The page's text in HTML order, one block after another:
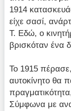
1914
είχε σασί,
T. Εδώ, ο
βρισκόταν ένα
Το 1915 πέρασε,
αυτοκίνητο θα
Σύμφωνα με